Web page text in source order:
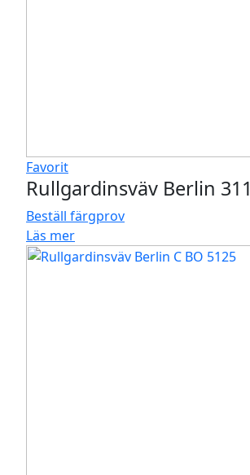
Favorit
Rullgardinsväv Berlin 311
Beställ färgprov
Läs mer